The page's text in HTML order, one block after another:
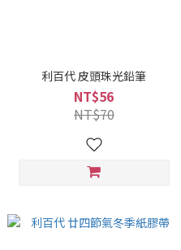
利百代 皮頭珠光鉛筆
NT$56
NT$70